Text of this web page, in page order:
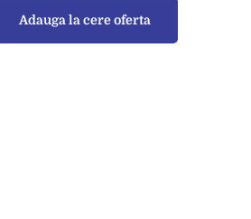
Adauga la cere oferta